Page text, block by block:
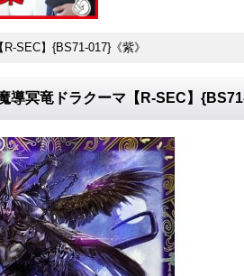
SEC】{BS71-017}《紫》
導冥竜ドラクーマ【R-SEC】